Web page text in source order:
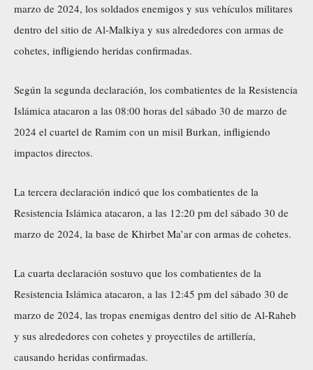
marzo de 2024, los soldados enemigos y sus vehículos militares
dentro del sitio de Al-Malkiya y sus alrededores con armas de
cohetes, infligiendo heridas confirmadas.
Según la segunda declaración, los combatientes de la Resistencia
Islámica atacaron a las 08:00 horas del sábado 30 de marzo de
2024 el cuartel de Ramim con un misil Burkan, infligiendo
impactos directos.
La tercera declaración indicó que los combatientes de la
Resistencia Islámica atacaron, a las 12:20 pm del sábado 30 de
marzo de 2024, la base de Khirbet Ma’ar con armas de cohetes.
La cuarta declaración sostuvo que los combatientes de la
Resistencia Islámica atacaron, a las 12:45 pm del sábado 30 de
marzo de 2024, las tropas enemigas dentro del sitio de Al-Raheb
y sus alrededores con cohetes y proyectiles de artillería,
causando heridas confirmadas.